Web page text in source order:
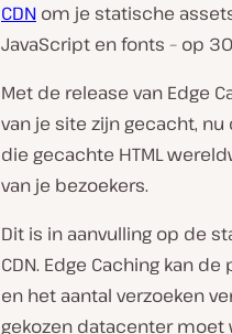
CDN om je statische
JavaScript en fonts – op
Met de release van Edge
van je site zijn gecacht,
die gecachte HTML
van je bezoekers.
Dit is in aanvulling op de
CDN. Edge Caching kan
en het aantal verzoeken
gekozen datacenter moet